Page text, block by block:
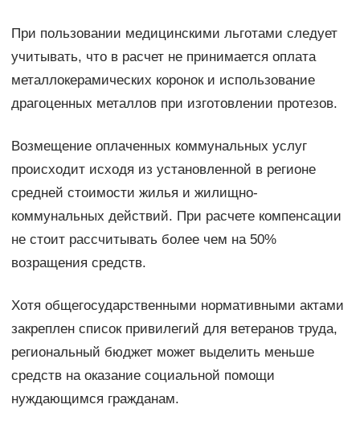
При пользовании медицинскими льготами следует
учитывать, что в расчет не принимается оплата
металлокерамических коронок и использование
драгоценных металлов при изготовлении протезов.
Возмещение оплаченных коммунальных услуг
происходит исходя из установленной в регионе
средней стоимости жилья и жилищно-
коммунальных действий. При расчете компенсации
не стоит рассчитывать более чем на 50%
возращения средств.
Хотя общегосударственными нормативными актами
закреплен список привилегий для ветеранов труда,
региональный бюджет может выделить меньше
средств на оказание социальной помощи
нуждающимся гражданам.